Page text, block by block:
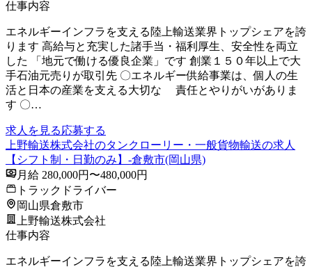
仕事内容
エネルギーインフラを支える陸上輸送業界トップシェアを誇
ります 高給与と充実した諸手当・福利厚生、安全性を両立
した 「地元で働ける優良企業」です 創業１５０年以上で大
手石油元売りが取引先 〇エネルギー供給事業は、個人の生
活と日本の産業を支える大切な 責任とやりがいがありま
す 〇…
求人を見る応募する
上野輸送株式会社のタンクローリー・一般貨物輸送の求人
【シフト制・日勤のみ】-倉敷市(岡山県)
月給 280,000円〜480,000円
トラックドライバー
岡山県倉敷市
上野輸送株式会社
仕事内容
エネルギーインフラを支える陸上輸送業界トップシェアを誇